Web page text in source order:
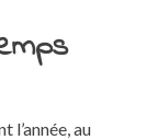
l’année, au